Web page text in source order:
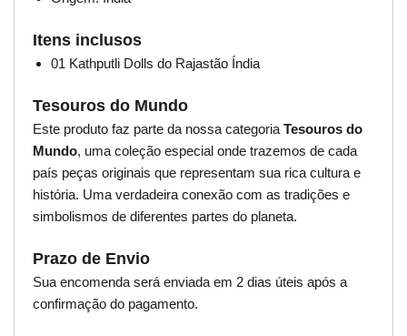
Itens inclusos
01 Kathputli Dolls do Rajastão Índia
Tesouros do Mundo
Este produto faz parte da nossa categoria Tesouros do
Mundo, uma coleção especial onde trazemos de cada
país peças originais que representam sua rica cultura e
história. Uma verdadeira conexão com as tradições e
simbolismos de diferentes partes do planeta.
Prazo de Envio
Sua encomenda será enviada em 2 dias úteis após a
confirmação do pagamento.